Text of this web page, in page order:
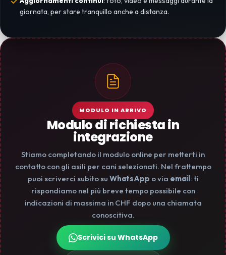
giornata, per stare tranquillo anche a distanza.
MODULO IN ARRIVO
Modulo di richiesta in
integrazione
Stiamo completando il modulo online per metterti in
contatto con gli asili per cani selezionati. Nel frattempo
puoi scriverci subito su WhatsApp o via email : ti
rispondiamo nel più breve tempo possibile con
indicazioni di massima in CHF dopo una chiamata
conoscitiva.
Scrivici su WhatsApp